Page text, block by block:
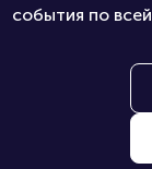
события по